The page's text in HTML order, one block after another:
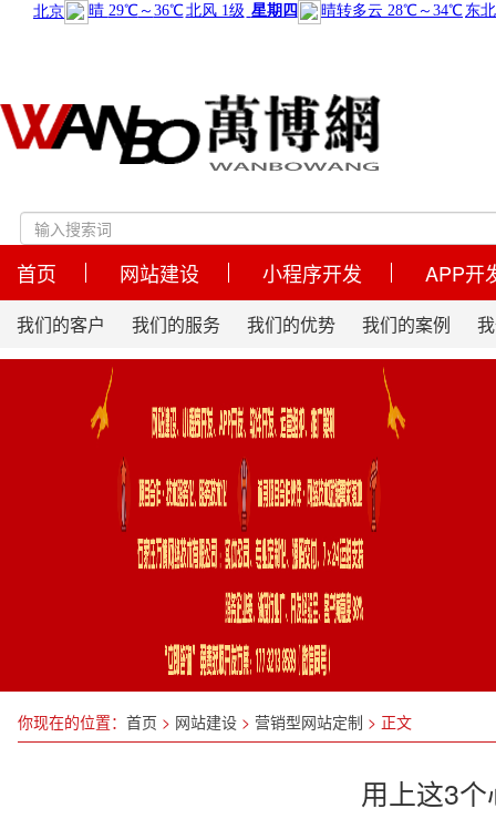
首页 网站建设 小程序开发 APP开
我们的客户 我们的服务 我们的优势 我们的案例
你现在的位置： 首页 > 网站建设 > 营销型网站定制 > 正文
用上这3